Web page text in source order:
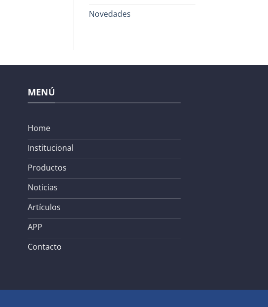
Novedades
MENÚ
Home
Institucional
Productos
Noticias
Artículos
APP
Contacto